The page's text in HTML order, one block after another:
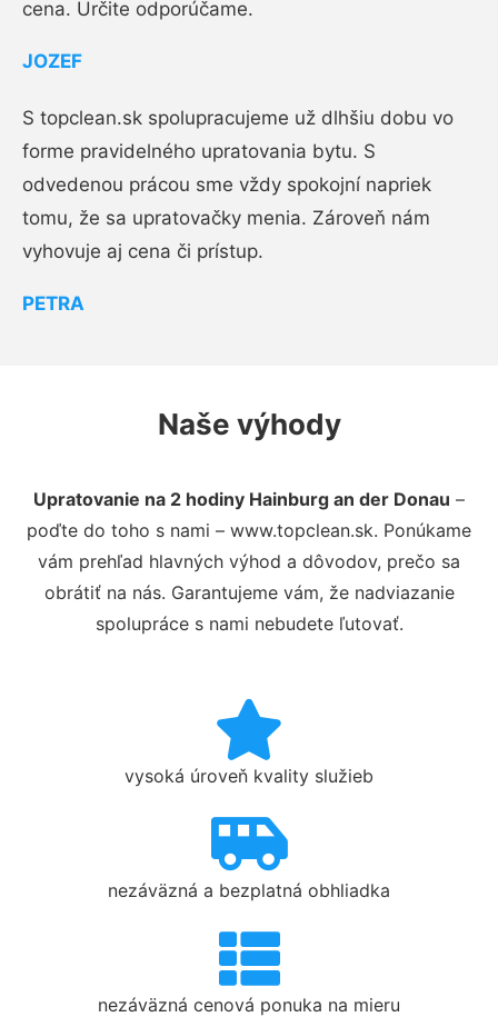
cena. Určite odporúčame.
JOZEF
S topclean.sk spolupracujeme už dlhšiu dobu vo
forme pravidelného upratovania bytu. S
odvedenou prácou sme vždy spokojní napriek
tomu, že sa upratovačky menia. Zároveň nám
vyhovuje aj cena či prístup.
PETRA
Naše výhody
Upratovanie na 2 hodiny Hainburg an der Donau –
poďte do toho s nami – www.topclean.sk. Ponúkame
vám prehľad hlavných výhod a dôvodov, prečo sa
obrátiť na nás. Garantujeme vám, že nadviazanie
spolupráce s nami nebudete ľutovať.
vysoká úroveň kvality služieb
nezáväzná a bezplatná obhliadka
nezáväzná cenová ponuka na mieru